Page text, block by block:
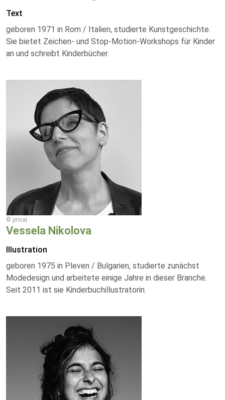
Text
geboren 1971 in Rom / Italien, studierte Kunstgeschichte.
Sie bietet Zeichen- und Stop-Motion-Workshops für Kinder
an und schreibt Kinderbücher.
© privat
Vessela Nikolova
Illustration
geboren 1975 in Pleven / Bulgarien, studierte zunächst
Modedesign und arbeitete einige Jahre in dieser Branche.
Seit 2011 ist sie Kinderbuchillustratorin.